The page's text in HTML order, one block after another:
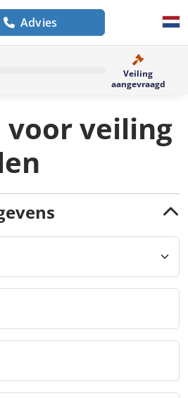
Advies
Veiling
aangevraagd
voor veiling